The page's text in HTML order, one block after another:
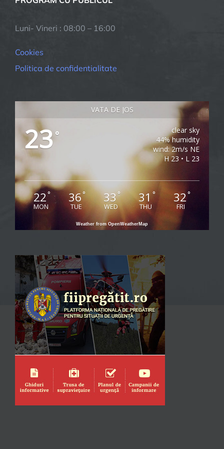
Luni- Vineri : 08:00 – 16:00
Cookies
Politica de confidentialitate
VATA DE JOS
23°
clear sky
44% humidity
wind: 2m/s NE
H 23 • L 23
22°
MON
36°
TUE
33°
WED
31°
THU
32°
FRI
Weather from OpenWeatherMap